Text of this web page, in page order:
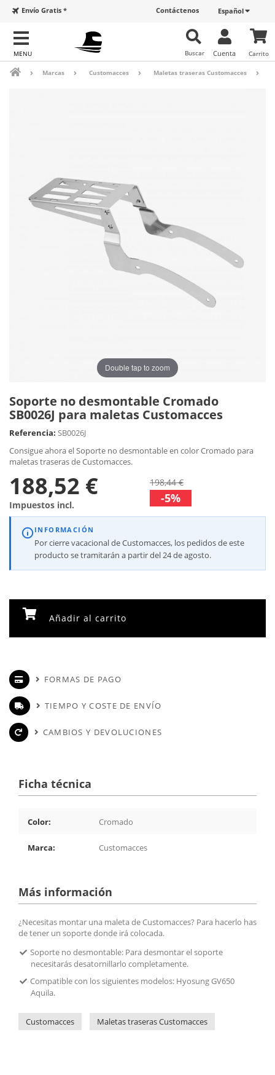
Español
Contáctenos
Envío Gratis *
Carrito
Cuenta
Buscar
Marcas Customacces Maletas traseras Customacces
Double tap to zoom
Soporte no desmontable Cromado
SB0026J para maletas Customacces
Referencia: SB0026J
Consigue ahora el Soporte no desmontable en color Cromado para
maletas traseras de Customacces.
188,52 €
Impuestos incl.
198,44 €
-5%
INFORMACIÓN
Por cierre vacacional de Customacces, los pedidos de este
producto se tramitarán a partir del 24 de agosto.
Añadir al carrito
FORMAS DE PAGO
TIEMPO Y COSTE DE ENVÍO
CAMBIOS Y DEVOLUCIONES
Ficha técnica
Color: Cromado
Marca: Customacces
Más información
¿Necesitas montar una maleta de Customacces? Para hacerlo has
de tener un soporte donde irá colocada.
Soporte no desmontable: Para desmontar el soporte
necesitarás desatornillarlo completamente.
Compatible con los siguientes modelos: Hyosung GV650
Aquila.
Customacces Maletas traseras Customacces